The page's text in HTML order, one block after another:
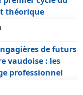
théorique
de futurs
vaudoise : les
professionnel